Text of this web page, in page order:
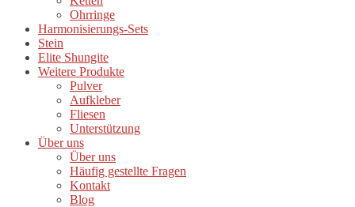
Ohrringe
Harmonisierungs-Sets
Stein
Elite Shungite
Weitere Produkte
Pulver
Aufkleber
Fliesen
Unterstützung
Über uns
Über uns
Häufig gestellte Fragen
Kontakt
Blog